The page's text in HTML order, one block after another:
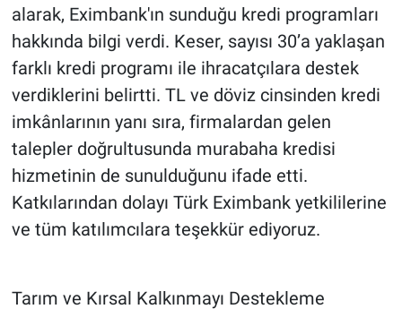
alarak, Eximbank'ın sunduğu kredi programları
hakkında bilgi verdi. Keser, sayısı 30’a yaklaşan
farklı kredi programı ile ihracatçılara destek
verdiklerini belirtti. TL ve döviz cinsinden kredi
imkânlarının yanı sıra, firmalardan gelen
talepler doğrultusunda murabaha kredisi
hizmetinin de sunulduğunu ifade etti.
Katkılarından dolayı Türk Eximbank yetkililerine
ve tüm katılımcılara teşekkür ediyoruz.
Tarım ve Kırsal Kalkınmayı Destekleme